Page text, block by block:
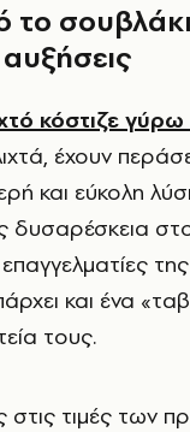
το
κόστιζε
έχουν
και εύκολη
της
και ένα
τους.
στις τιμές των